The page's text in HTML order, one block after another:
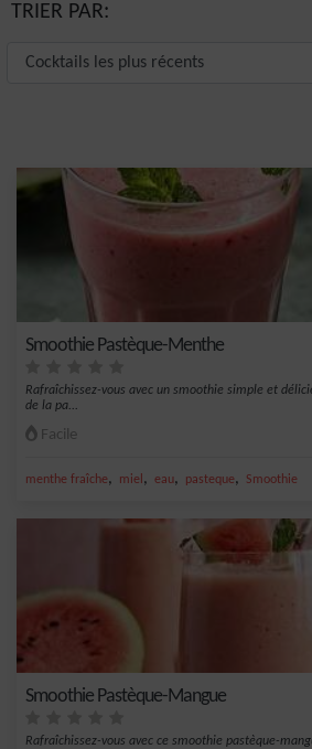
TRIER PAR:
Smoothie Pastèque-Menthe
Rafraîchissez-vous avec un smoothie simple et
de la pa...
Facile
menthe fraîche, miel , eau, pasteque, Smoothie
Smoothie Pastèque-Mangue
Rafraîchissez-vous avec ce smoothie pastèque-